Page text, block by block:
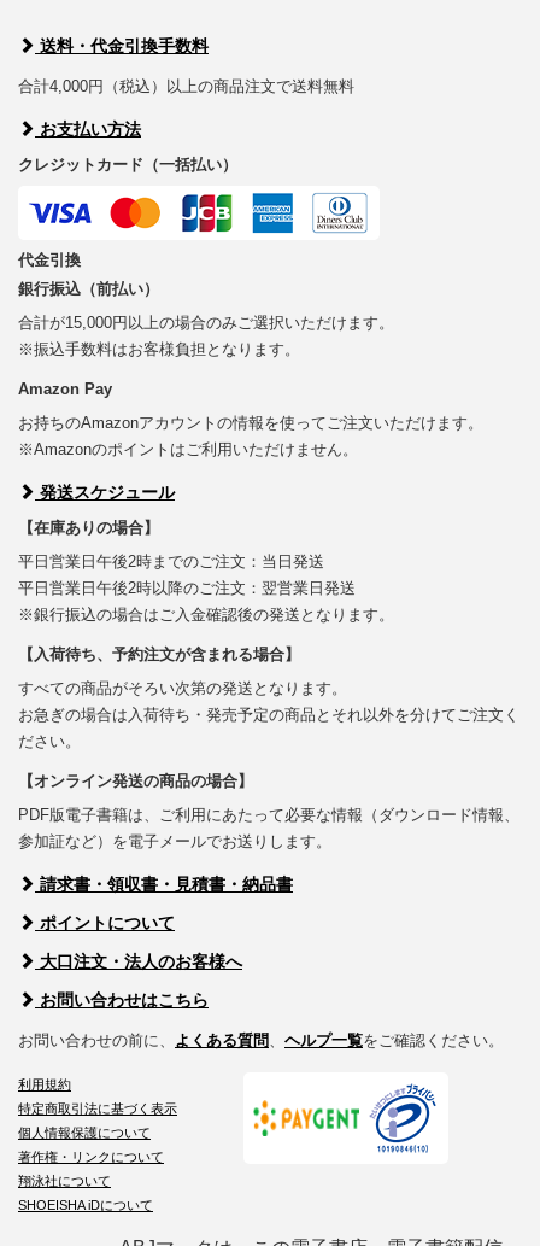
送料・代金引換手数料
合計4,000円（税込）以上の商品注文で送料無料
お支払い方法
クレジットカード（一括払い）
代金引換
銀行振込（前払い）
合計が15,000円以上の場合のみご選択いただけます。
※振込手数料はお客様負担となります。
Amazon Pay
お持ちのAmazonアカウントの情報を使ってご注文いただけます。
※Amazonのポイントはご利用いただけません。
発送スケジュール
【在庫ありの場合】
平日営業日午後2時までのご注文：当日発送
平日営業日午後2時以降のご注文：翌営業日発送
※銀行振込の場合はご入金確認後の発送となります。
【入荷待ち、予約注文が含まれる場合】
すべての商品がそろい次第の発送となります。
お急ぎの場合は入荷待ち・発売予定の商品とそれ以外を分けてご注文く
ださい。
【オンライン発送の商品の場合】
PDF版電子書籍は、ご利用にあたって必要な情報（ダウンロード情報、
参加証など）を電子メールでお送りします。
請求書・領収書・見積書・納品書
ポイントについて
大口注文・法人のお客様へ
お問い合わせはこちら
お問い合わせの前に、 よくある質問、 ヘルプ一覧をご確認ください。
利用規約
特定商取引法に基づく表示
個人情報保護について
著作権・リンクについて
翔泳社について
SHOEISHA iDについて